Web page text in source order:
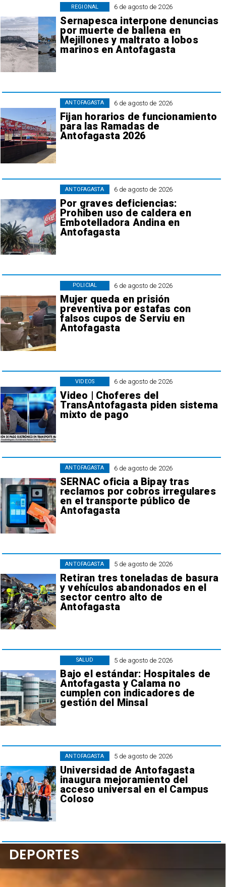
6 de agosto de 2026
Sernapesca interpone denuncias
por muerte de ballena en
Mejillones y maltrato a lobos
marinos en Antofagasta
REGIONAL
6 de agosto de 2026
Fijan horarios de funcionamiento
para las Ramadas de
Antofagasta 2026
ANTOFAGASTA
6 de agosto de 2026
Por graves deficiencias:
Prohiben uso de caldera en
Embotelladora Andina en
Antofagasta
ANTOFAGASTA
6 de agosto de 2026
Mujer queda en prisión
preventiva por estafas con
falsos cupos de Serviu en
Antofagasta
POLICIAL
6 de agosto de 2026
Video | Choferes del
TransAntofagasta piden sistema
mixto de pago
VIDEOS
6 de agosto de 2026
SERNAC oficia a Bipay tras
reclamos por cobros irregulares
en el transporte público de
Antofagasta
ANTOFAGASTA
5 de agosto de 2026
Retiran tres toneladas de basura
y vehículos abandonados en el
sector centro alto de
Antofagasta
ANTOFAGASTA
5 de agosto de 2026
Bajo el estándar: Hospitales de
Antofagasta y Calama no
cumplen con indicadores de
gestión del Minsal
SALUD
5 de agosto de 2026
Universidad de Antofagasta
inaugura mejoramiento del
acceso universal en el Campus
Coloso
ANTOFAGASTA
DEPORTES